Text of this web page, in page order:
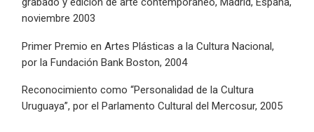
noviembre 2003
Primer Premio en Artes Plásticas a la Cultura Nacional,
por la Fundación Bank Boston, 2004
Reconocimiento como “Personalidad de la Cultura
Uruguaya”, por el Parlamento Cultural del Mercosur, 2005